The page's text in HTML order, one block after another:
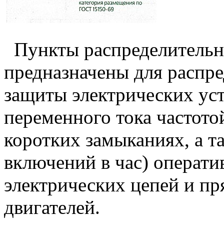
Пункты
предназначены для
защиты электрических
переменного тока
коротких замыканиях, а
включений в час)
электрических цепей и
двигателей.